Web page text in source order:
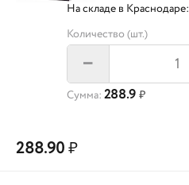
На складе в Краснодаре:
Количество (шт.)
–
Сумма: 288.9 ₽
288.90₽